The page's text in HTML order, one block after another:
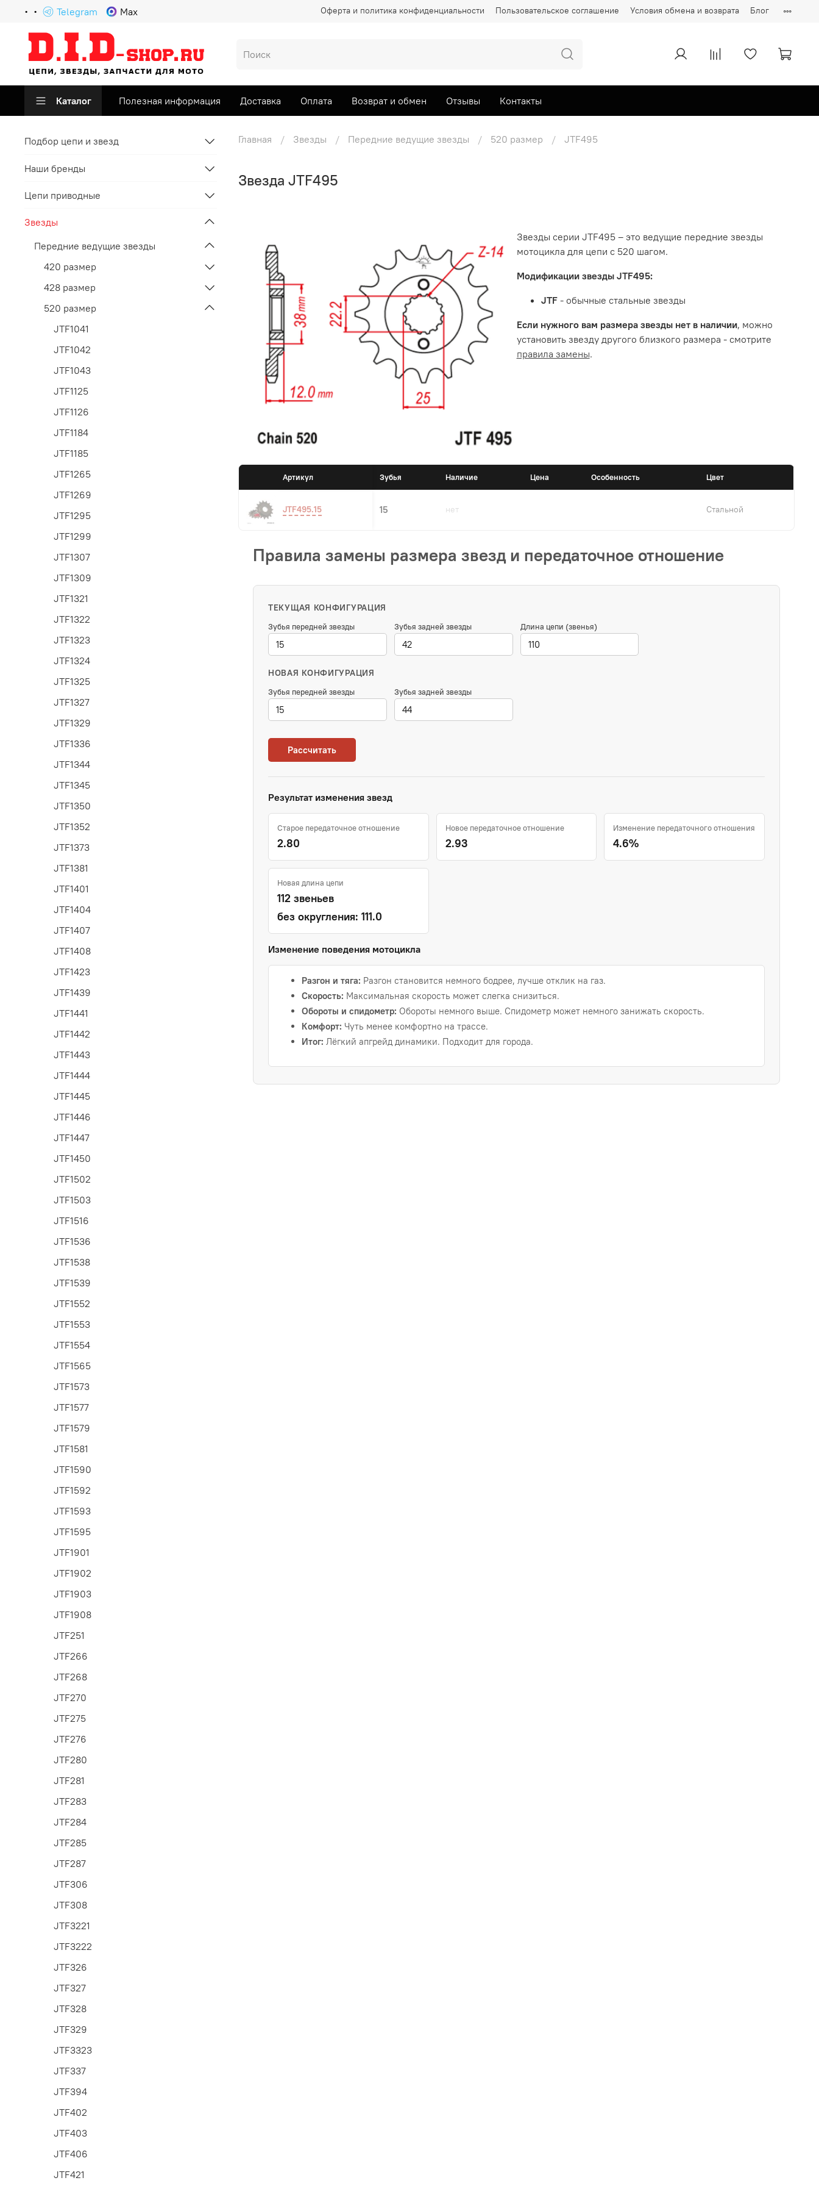
Оферта и политика конфиденциальности Пользовательское соглашение Условия обмена и возврата Блог
Telegram Max
Каталог Полезная информация Доставка Оплата Возврат и обмен Отзывы Контакты
Главная Звезды Передние ведущие звезды 520 размер JTF495
Звезда JTF495
Звезды серии JTF495 – это ведущие передние звезды
мотоцикла для цепи с 520 шагом.
Модификации звезды JTF495:
JTF- обычные стальные звезды
Если нужного вам размера звезды нет в наличии, можно
установить звезду другого близкого размера - смотрите
правила замены.
Артикул Зубья Наличие Цена Особенность Цвет
JTF495.15 15 нет Стальной
Правила замены размера звезд и передаточное отношение
ТЕКУЩАЯ КОНФИГУРАЦИЯ
Зубья передней звезды Зубья задней звезды Длина цепи (звенья)
НОВАЯ КОНФИГУРАЦИЯ
Зубья передней звезды Зубья задней звезды
Рассчитать
Результат изменения звезд
Старое передаточное отношение
2.80
Новое передаточное отношение
2.93
Изменение передаточного отношения
4.6%
Новая длина цепи
112 звеньев
без округления: 111.0
Изменение поведения мотоцикла
Разгон и тяга: Разгон становится немного бодрее, лучше отклик на газ.
Скорость: Максимальная скорость может слегка снизиться.
Обороты и спидометр: Обороты немного выше. Спидометр может немного занижать скорость.
Комфорт: Чуть менее комфортно на трассе.
Итог: Лёгкий апгрейд динамики. Подходит для города.
Подбор цепи и звезд
Наши бренды
Цепи приводные
Звезды
Передние ведущие звезды
420 размер
428 размер
520 размер
JTF1041
JTF1042
JTF1043
JTF1125
JTF1126
JTF1184
JTF1185
JTF1265
JTF1269
JTF1295
JTF1299
JTF1307
JTF1309
JTF1321
JTF1322
JTF1323
JTF1324
JTF1325
JTF1327
JTF1329
JTF1336
JTF1344
JTF1345
JTF1350
JTF1352
JTF1373
JTF1381
JTF1401
JTF1404
JTF1407
JTF1408
JTF1423
JTF1439
JTF1441
JTF1442
JTF1443
JTF1444
JTF1445
JTF1446
JTF1447
JTF1450
JTF1502
JTF1503
JTF1516
JTF1536
JTF1538
JTF1539
JTF1552
JTF1553
JTF1554
JTF1565
JTF1573
JTF1577
JTF1579
JTF1581
JTF1590
JTF1592
JTF1593
JTF1595
JTF1901
JTF1902
JTF1903
JTF1908
JTF251
JTF266
JTF268
JTF270
JTF275
JTF276
JTF280
JTF281
JTF283
JTF284
JTF285
JTF287
JTF306
JTF308
JTF3221
JTF3222
JTF326
JTF327
JTF328
JTF329
JTF3323
JTF337
JTF394
JTF402
JTF403
JTF406
JTF421